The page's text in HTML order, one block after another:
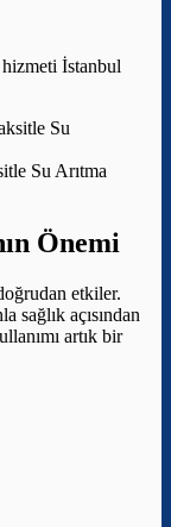
hizmeti İstanbul
Su Arıtma
Önemi
etkiler.
sağlık açısından
artık bir